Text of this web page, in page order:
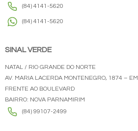
(84) 4141-5620
(84) 4141-5620
SINAL VERDE
NATAL / RIO GRANDE DO NORTE
AV. MARIA LACERDA MONTENEGRO, 1874 – EM
FRENTE AO BOULEVARD
BAIRRO: NOVA PARNAMIRIM
(84) 99107-2499